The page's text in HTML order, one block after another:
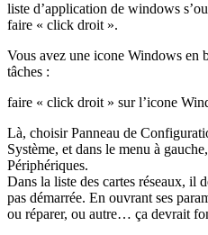
liste d’application de windows
faire « click droit ».
Vous avez une icone Windows en
tâches :
faire « click droit » sur l’icone
Là, choisir Panneau de
Système, et dans le menu à
Périphériques.
Dans la liste des cartes réseaux, il
pas démarrée. En ouvrant ses
ou réparer, ou autre… ça devrait